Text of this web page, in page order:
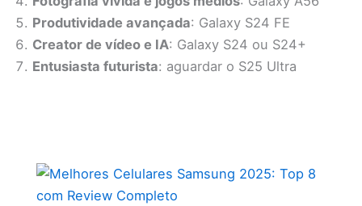
Produtividade avançada: Galaxy S24 FE
Creator de vídeo e IA: Galaxy S24 ou S24+
Entusiasta futurista: aguardar o S25 Ultra